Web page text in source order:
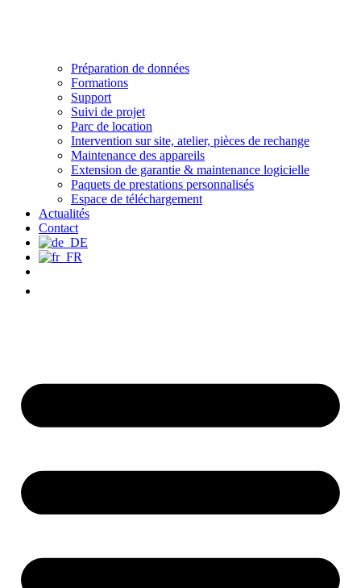
Préparation de données
Formations
Support
Suivi de projet
Parc de location
Intervention sur site, atelier, pièces de rechange
Maintenance des appareils
Extension de garantie & maintenance logicielle
Paquets de prestations personnalisés
Espace de téléchargement
Actualités
Contact